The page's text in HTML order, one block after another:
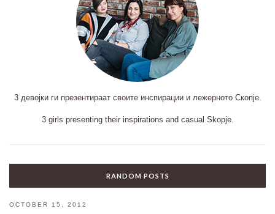
3 девојки ги презентираат своите инспирации и лежерното Скопје.
3 girls presenting their inspirations and casual Skopje.
RANDOM POSTS
OCTOBER 15, 2012